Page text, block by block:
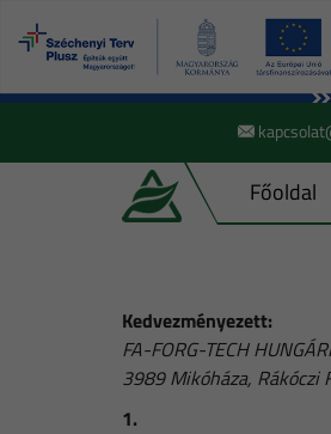
Főoldal
Kedvezményezett:
FA-FORG-TECH
3989 Mikóháza, Rákóczi
1.